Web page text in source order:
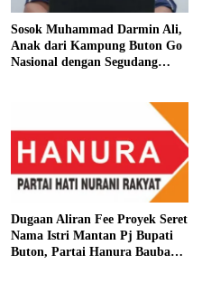
Sosok Muhammad Darmin Ali,
Anak dari Kampung Buton Go
Nasional dengan Segudang
Dugaan Aliran Fee Proyek Seret
Nama Istri Mantan Pj Bupati
Buton, Partai Hanura Baubau